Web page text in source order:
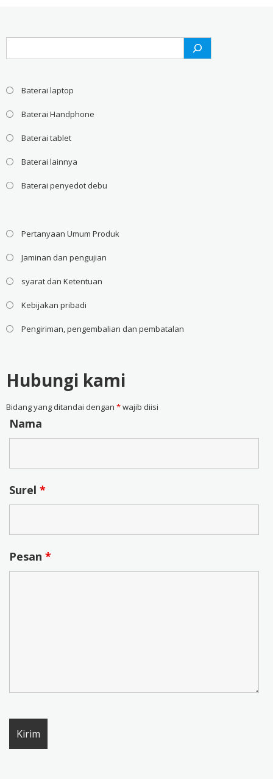
Baterai laptop
Baterai Handphone
Baterai tablet
Baterai lainnya
Baterai penyedot debu
Pertanyaan Umum Produk
Jaminan dan pengujian
syarat dan Ketentuan
Kebijakan pribadi
Pengiriman, pengembalian dan pembatalan
Hubungi kami
Bidang yang ditandai dengan *wajib diisi
Nama
Surel *
Pesan *